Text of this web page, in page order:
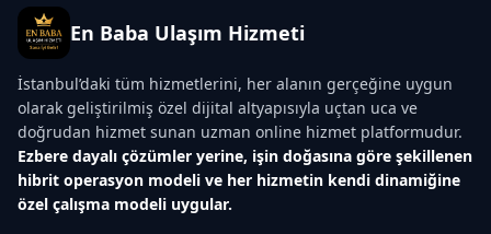
En Baba Ulaşım Hizmeti
İstanbul’daki tüm hizmetlerini, her alanın gerçeğine uygun
olarak geliştirilmiş özel dijital altyapısıyla uçtan uca ve
doğrudan hizmet sunan uzman online hizmet platformudur.
Ezbere dayalı çözümler yerine, işin doğasına göre şekillenen
hibrit operasyon modeli ve her hizmetin kendi dinamiğine
özel çalışma modeli uygular.